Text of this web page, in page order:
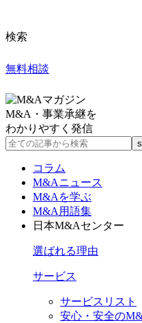
検索
無料相談
M&A・事業承継を
わかりやすく発信
コラム
M&Aニュース
M&Aを学ぶ
M&A用語集
日本M&Aセンター
選ばれる理由
サービス
サービスリスト
安心・安全の